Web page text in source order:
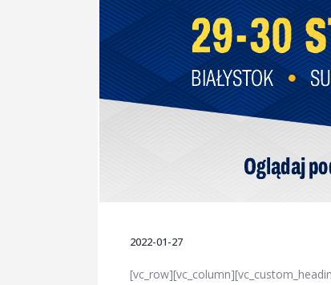
2022-01-27